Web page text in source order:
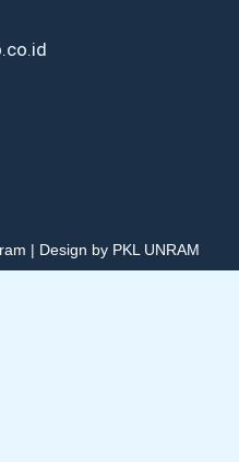
| Design by PKL UNRAM